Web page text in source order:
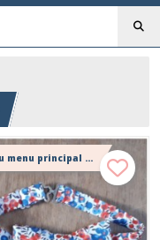
Cet article n'est plus proposé, retournez au menu principal ou contactez moi!